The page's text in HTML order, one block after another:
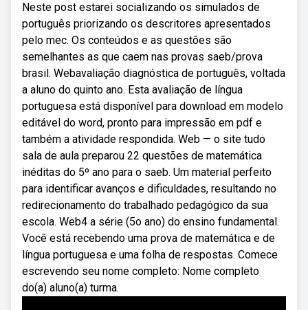
Neste post estarei socializando os simulados de
português priorizando os descritores apresentados
pelo mec. Os conteúdos e as questões são
semelhantes as que caem nas provas saeb/prova
brasil. Webavaliação diagnóstica de português, voltada
a aluno do quinto ano. Esta avaliação de língua
portuguesa está disponível para download em modelo
editável do word, pronto para impressão em pdf e
também a atividade respondida. Web — o site tudo
sala de aula preparou 22 questões de matemática
inéditas do 5º ano para o saeb. Um material perfeito
para identificar avanços e dificuldades, resultando no
redirecionamento do trabalhado pedagógico da sua
escola. Web4 a série (5o ano) do ensino fundamental.
Você está recebendo uma prova de matemática e de
língua portuguesa e uma folha de respostas. Comece
escrevendo seu nome completo: Nome completo
do(a) aluno(a) turma.